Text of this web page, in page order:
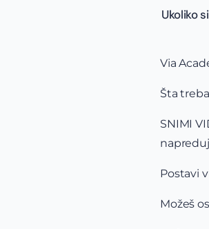
Ukoliko
Via
Šta
SNIMI
Postavi
Možeš